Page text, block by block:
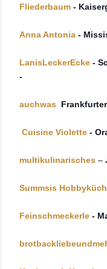
Fliederbaum -
Anna Antonia -
LanisLeckerEcke -
-
auchwas
Cuisine Violette -
multikulinarisches –
Summsis
Feinschmeckerle -